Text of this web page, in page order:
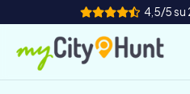
4,5/5 su